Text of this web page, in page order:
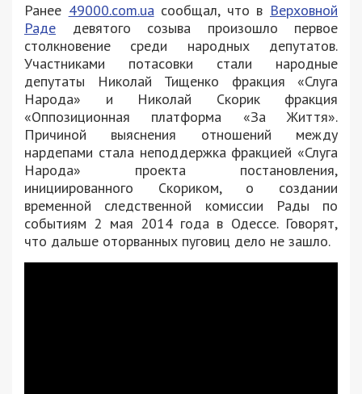
Ранее 49000.com.uaсообщал, что в Верховной
Раде девятого созыва произошло первое
столкновение среди народных депутатов.
Участниками потасовки стали народные
депутаты Николай Тищенко фракция «Слуга
Народа» и Николай Скорик фракция
«Оппозиционная платформа «За Життя».
Причиной выяснения отношений между
нардепами стала неподдержка фракцией «Слуга
Народа» проекта постановления,
инициированного Скориком, о создании
временной следственной комиссии Рады по
событиям 2 мая 2014 года в Одессе. Говорят,
что дальше оторванных пуговиц дело не зашло.